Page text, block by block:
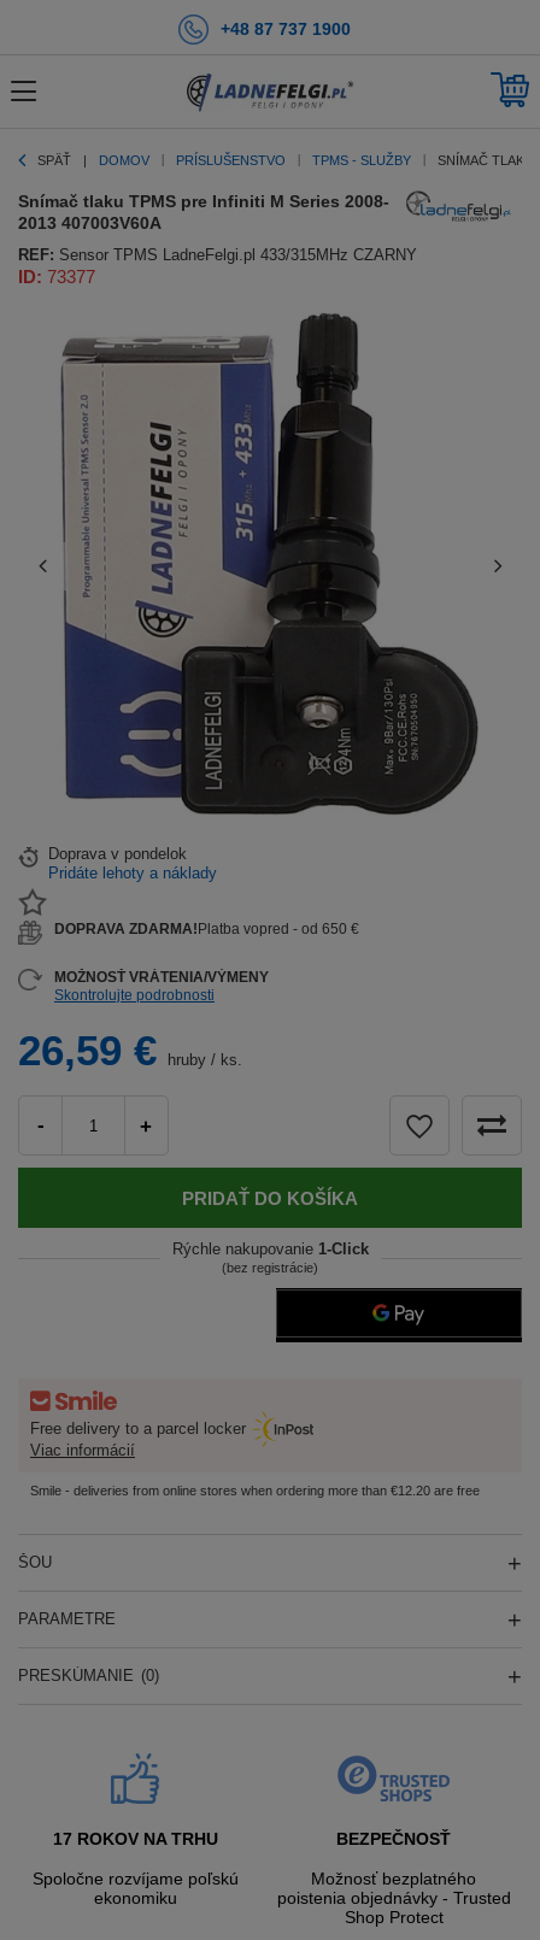
+48 87 737 1900
SPÄŤ DOMOV PRÍSLUŠENSTVO TPMS - SLUŽBY SNÍMAČ TLAKU
Snímač tlaku TPMS pre Infiniti M Series 2008-
2013 407003V60A
REF: Sensor TPMS LadneFelgi.pl 433/315MHz CZARNY
ID: 73377
26,59 € hruby / ks.
- +
PRIDAŤ DO KOŠÍKA
Rýchle nakupovanie 1-Click
(bez registrácie)
Doprava v pondelok
Pridáte lehoty a náklady
DOPRAVA ZDARMA! Platba vopred - od 650 €
MOŽNOSŤ VRÁTENIA/VÝMENY
Skontrolujte podrobnosti
Free delivery to a parcel locker
Viac informácií
Smile - deliveries from online stores when ordering more than €12.20 are free
ŠOU
PARAMETRE
PRESKÚMANIE (0)
17 ROKOV NA TRHU
Spoločne rozvíjame poľskú
ekonomiku
BEZPEČNOSŤ
Možnosť bezplatného
poistenia objednávky - Trusted
Shop Protect